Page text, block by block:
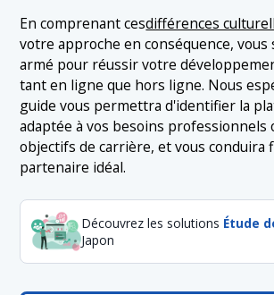
En comprenant cesdifférences
votre approche en conséquence, vous
armé pour réussir votre
tant en ligne que hors ligne. Nous
guide vous permettra d'identifier la
adaptée à vos besoins professionnels
objectifs de carrière, et vous conduira
partenaire idéal.
Découvrez les solutions Étude
Japon